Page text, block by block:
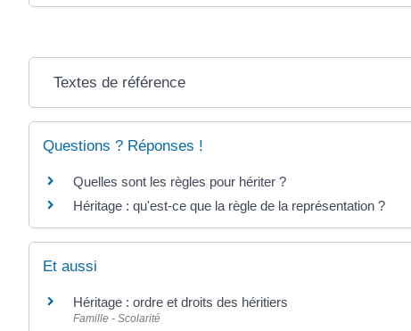
Textes de référence
Questions ? Réponses !
Quelles sont les règles pour hériter ?
Héritage : qu'est-ce que la règle de la représentation ?
Et aussi
Héritage : ordre et droits des héritiers
Famille - Scolarité